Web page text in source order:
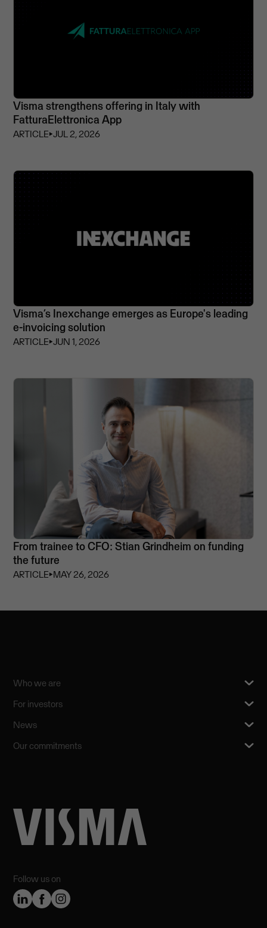
Visma strengthens offering in Italy with
FatturaElettronica App
ARTICLE⏵JUL 2, 2026
Visma’s Inexchange emerges as Europe's leading
e-invoicing solution
ARTICLE⏵JUN 1, 2026
From trainee to CFO: Stian Grindheim on funding
the future
ARTICLE⏵MAY 26, 2026
Follow us on
Who we are
For investors
News
Our commitments